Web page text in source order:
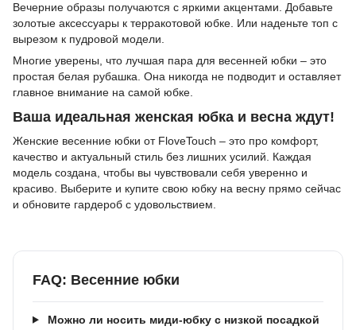
Вечерние образы получаются с яркими акцентами. Добавьте
золотые аксессуары к терракотовой юбке. Или наденьте топ с
вырезом к пудровой модели.
Многие уверены, что лучшая пара для весенней юбки – это
простая белая рубашка. Она никогда не подводит и оставляет
главное внимание на самой юбке.
Ваша идеальная женская юбка и весна ждут!
Женские весенние юбки от FloveTouch – это про комфорт,
качество и актуальный стиль без лишних усилий. Каждая
модель создана, чтобы вы чувствовали себя уверенно и
красиво. Выберите и купите свою юбку на весну прямо сейчас
и обновите гардероб с удовольствием.
FAQ: Весенние юбки
Можно ли носить миди-юбку с низкой посадкой